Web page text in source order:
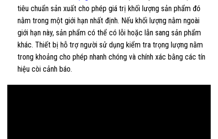
tiêu chuẩn sản xuất cho phép giá trị khối lượng sản phẩm đó
nằm trong một giới hạn nhất định. Nếu khối lượng nằm ngoài
giới hạn này, sản phẩm có thể có lỗi hoặc lẫn sang sản phẩm
khác. Thiết bị hỗ trợ người sử dụng kiểm tra trọng lượng nằm
trong khoảng cho phép nhanh chóng và chính xác bằng các tín
hiệu còi cảnh báo.